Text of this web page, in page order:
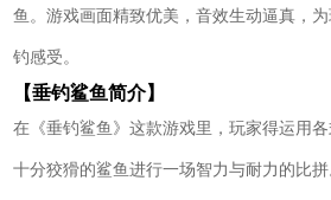
鱼。游戏画面精致优美，音效生动逼真，
钓感受。
【垂钓鲨鱼简介】
在《垂钓鲨鱼》这款游戏里，玩家得运用
十分狡猾的鲨鱼进行一场智力与耐力的比